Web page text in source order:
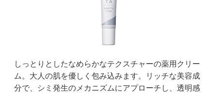
しっとりとしたなめらかなテクスチャーの薬用クリー
ム。大人の肌を優しく包み込みます。リッチな美容成
分で、シミ発生のメカニズムにアプローチし、透明感